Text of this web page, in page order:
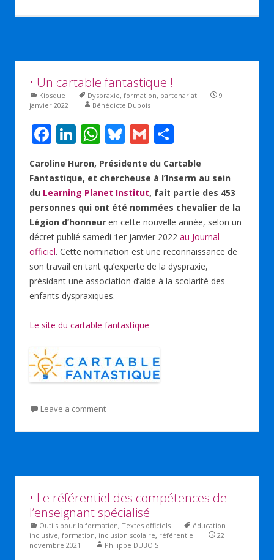
• Un cartable fantastique !
Kiosque Dyspraxie, formation, partenariat
9
janvier 2022
Bénédicte Dubois
F
ac
e
b
o
o
k
Li
k
e
dI
n
W
h
at
s
A
p
p
Bl
u
e
sk
y
G
m
ai
l
ar
ta
g
er
Caroline Huron, Présidente du Cartable
Fantastique, et chercheuse à l’Inserm au sein
du Learning Planet Institut, fait partie des 453
personnes qui ont été nommées chevalier de la
Légion d’honneur en cette nouvelle année, selon un
décret publié samedi 1er janvier 2022 au Journal
officiel. Cette nomination est une reconnaissance de
son travail en tant qu’experte de la dyspraxie,
présidant une association d’aide à la scolarité des
enfants dyspraxiques.
Le site du cartable fantastique
Leave a comment
• Le référentiel des compétences de
l’enseignant spécialisé
Outils pour la formation, Textes officiels
éducation
inclusive, formation, inclusion scolaire, référentiel
22
novembre 2021
Philippe DUBOIS